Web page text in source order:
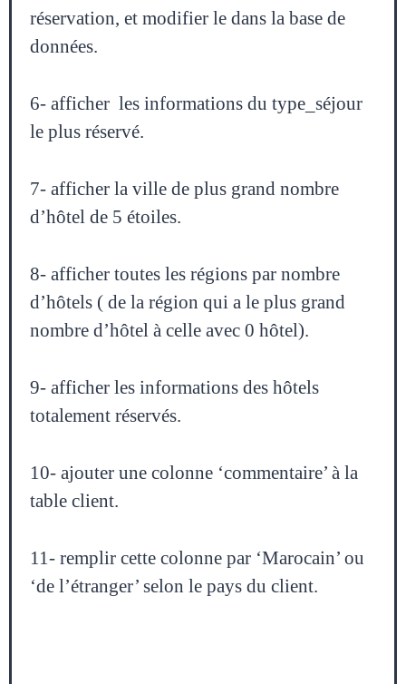
réservation, et modifier le dans la base de
données.
6- afficher les informations du type_séjour
le plus réservé.
7- afficher la ville de plus grand nombre
d’hôtel de 5 étoiles.
8- afficher toutes les régions par nombre
d’hôtels ( de la région qui a le plus grand
nombre d’hôtel à celle avec 0 hôtel).
9- afficher les informations des hôtels
totalement réservés.
10- ajouter une colonne ‘commentaire’ à la
table client.
11- remplir cette colonne par ‘Marocain’ ou
‘de l’étranger’ selon le pays du client.